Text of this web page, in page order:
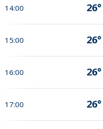
14:00 26°
15:00 26°
16:00 26°
17:00 26°